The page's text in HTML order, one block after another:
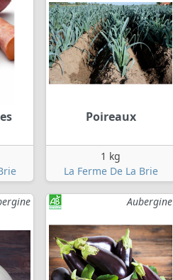
Poireaux
1 kg
La Ferme De La Brie
Aubergine